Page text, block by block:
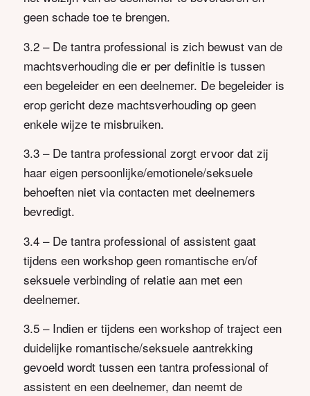
geen schade toe te brengen.
3.2 – De tantra professional is zich bewust van de
machtsverhouding die er per definitie is tussen
een begeleider en een deelnemer. De begeleider is
erop gericht deze machtsverhouding op geen
enkele wijze te misbruiken.
3.3 – De tantra professional zorgt ervoor dat zij
haar eigen persoonlijke/emotionele/seksuele
behoeften niet via contacten met deelnemers
bevredigt.
3.4 – De tantra professional of assistent gaat
tijdens een workshop geen romantische en/of
seksuele verbinding of relatie aan met een
deelnemer.
3.5 – Indien er tijdens een workshop of traject een
duidelijke romantische/seksuele aantrekking
gevoeld wordt tussen een tantra professional of
assistent en een deelnemer, dan neemt de